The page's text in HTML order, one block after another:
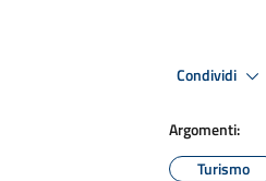
Condividi
Argomenti:
Turismo